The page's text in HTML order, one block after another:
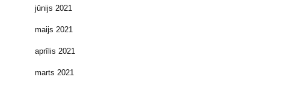
jūnijs 2021
maijs 2021
aprīlis 2021
marts 2021